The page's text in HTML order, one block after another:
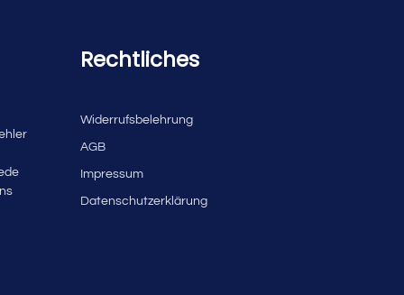
Rechtliches
Widerrufsbelehrung
AGB
Impressum
Datenschutzerklärung